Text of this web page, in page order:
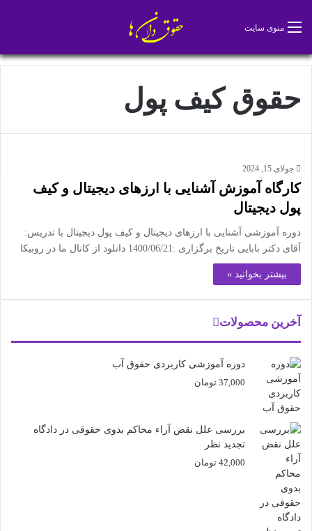
منوی سایت
حقوق کیف پول
جولای 15, 2024
کارگاه آموزش آشنایی با ارزهای دیجیتال و کیف
پول دیجیتال
دوره آموزشی آشنایی با ارزهای دیجیتال و کیف پول دیجیتال با تدریس:
آقای دکتر بابایی تاريخ برگزاری :1400/06/21 دانلود از کانال ما در روبیکا
بیشتر بخوانید »
آخرین محصولات
دوره آموزشی کاربردی حقوق آب
37,000 تومان
بررسی علل نقض آراء محاکم بدوی حقوقی در دادگاه
تجدید نظر
42,000 تومان